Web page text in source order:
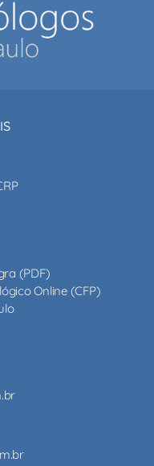
(PDF)
Online (CFP)